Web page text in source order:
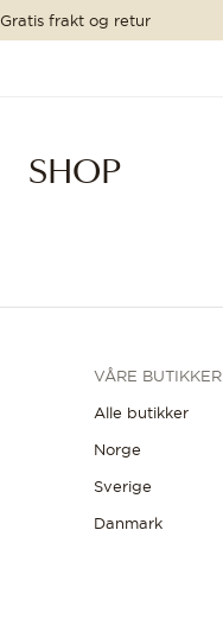
Gratis frakt og retur
SHOP
VÅRE BUTIKKER
Alle butikker
Norge
Sverige
Danmark